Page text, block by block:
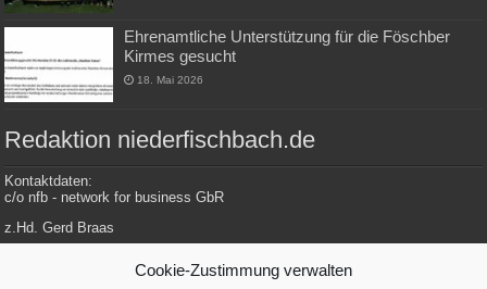
Cookie-Zustimmung verwalten
Ehrenamtliche Unterstützung für die Föschber
Kirmes gesucht
18. Mai 2026
Redaktion niederfischbach.de
Kontaktdaten:
c/o nfb - network for business GbR
z.Hd. Gerd Braas